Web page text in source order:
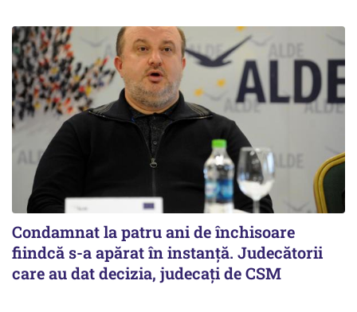
Condamnat la patru ani de închisoare
fiindcă s-a apărat în instanță. Judecătorii
care au dat decizia, judecați de CSM